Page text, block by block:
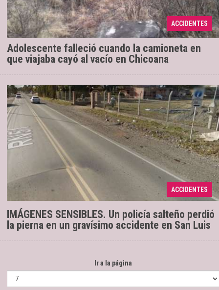
ACCIDENTES
Adolescente falleció cuando la camioneta en
que viajaba cayó al vacío en Chicoana
21/10/2019 Los otros tres ocupantes fueron asistidos
y trasladados al nosocomio zonal. El chico de 14
años falleció dentro del vehículo.
ACCIDENTES
IMÁGENES SENSIBLES. Un policía salteño perdió
la pierna en un gravísimo accidente en San Luis
Según testigos la víctima quedó en
medio de un siniestro vial entre dos automóviles y
salió despedido hacia un alambrado sobre ruta
nacional 51. Un h ...
Ir a la página